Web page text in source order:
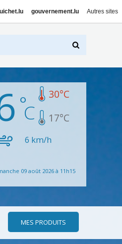
gouvernement.lu Autres sites
30°C
17°C
6 km/h
09 août 2026 à 11h15
MES PRODUITS